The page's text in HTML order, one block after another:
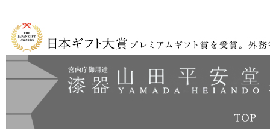
へ